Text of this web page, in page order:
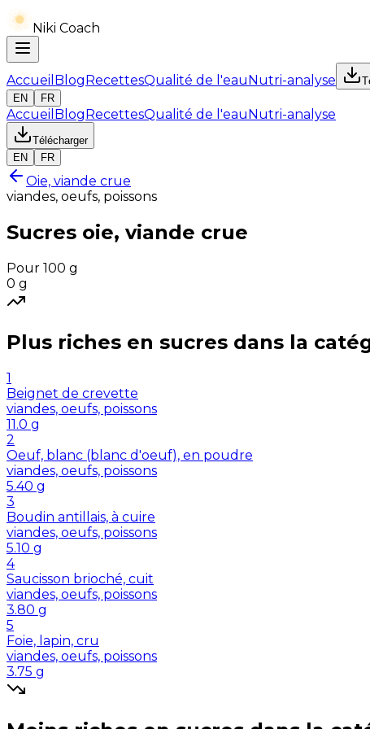
Niki Coach
Accueil BlogRecettesQualité de l'eauNutri-analyse
EN
FR
Accueil BlogRecettesQualité de l'eauNutri-analyse
Télécharger
EN
FR
Oie, viande crue
viandes, oeufs, poissons
Sucres oie, viande crue
Pour 100 g
0 g
Plus riches en sucres dans la
1
Beignet de crevette
viandes, oeufs, poissons
11.0 g
2
Oeuf, blanc (blanc d'oeuf), en poudre
viandes, oeufs, poissons
5.40 g
3
Boudin antillais, à cuire
viandes, oeufs, poissons
5.10 g
4
Saucisson brioché, cuit
viandes, oeufs, poissons
3.80 g
5
Foie, lapin, cru
viandes, oeufs, poissons
3.75 g